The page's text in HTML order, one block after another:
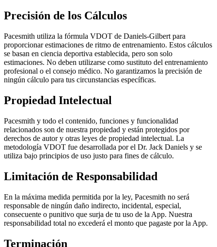
Precisión de los Cálculos
Pacesmith utiliza la fórmula VDOT de Daniels-Gilbert para
proporcionar estimaciones de ritmo de entrenamiento. Estos cálculos
se basan en ciencia deportiva establecida, pero son solo
estimaciones. No deben utilizarse como sustituto del entrenamiento
profesional o el consejo médico. No garantizamos la precisión de
ningún cálculo para tus circunstancias específicas.
Propiedad Intelectual
Pacesmith y todo el contenido, funciones y funcionalidad
relacionados son de nuestra propiedad y están protegidos por
derechos de autor y otras leyes de propiedad intelectual. La
metodología VDOT fue desarrollada por el Dr. Jack Daniels y se
utiliza bajo principios de uso justo para fines de cálculo.
Limitación de Responsabilidad
En la máxima medida permitida por la ley, Pacesmith no será
responsable de ningún daño indirecto, incidental, especial,
consecuente o punitivo que surja de tu uso de la App. Nuestra
responsabilidad total no excederá el monto que pagaste por la App.
Terminación